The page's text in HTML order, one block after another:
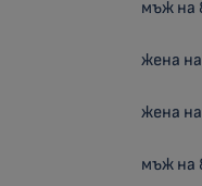
мъж на
жена
жена
мъж на